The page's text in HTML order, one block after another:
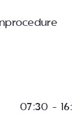
07:30 –